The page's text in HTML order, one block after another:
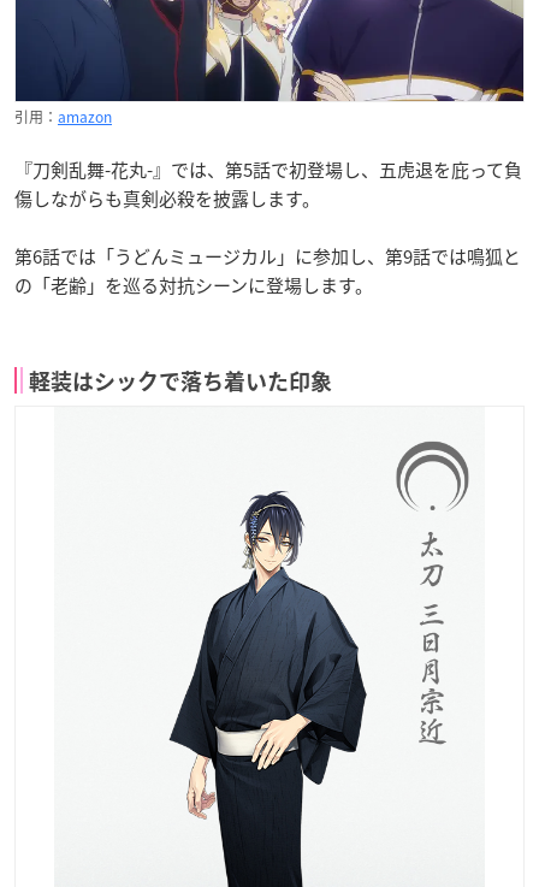
引用： amazon
『刀剣乱舞-花丸-』では、第5話で初登場し、五虎退を庇って負
傷しながらも真剣必殺を披露します。
第6話では「うどんミュージカル」に参加し、第9話では鳴狐と
の「老齢」を巡る対抗シーンに登場します。
軽装はシックで落ち着いた印象